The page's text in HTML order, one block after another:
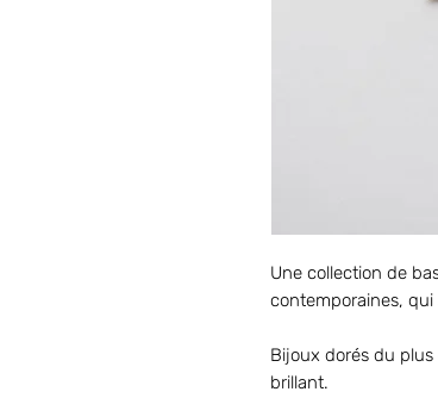
Une collection de
contemporaines, qui
Bijoux dorés du
brillant.